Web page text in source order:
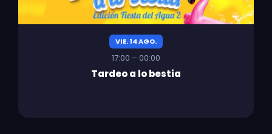
VIE. 14 AGO.
17:00 – 00:00
Tardeo a lo bestia